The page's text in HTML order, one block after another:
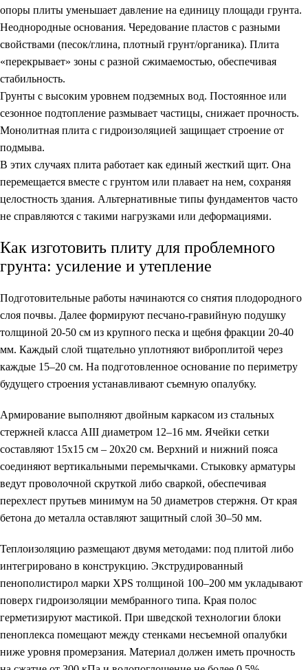
опоры плиты уменьшает давление на единицу площади грунта.
Неоднородные основания. Чередование пластов с разными
свойствами (песок/глина, плотный грунт/органика). Плита
«перекрывает» зоны с разной сжимаемостью, обеспечивая
стабильность.
Грунты с высоким уровнем подземных вод. Постоянное или
сезонное подтопление размывает частицы, снижает прочность.
Монолитная плита с гидроизоляцией защищает строение от
подмыва.
В этих случаях плита работает как единый жесткий щит. Она
перемещается вместе с грунтом или плавает на нем, сохраняя
целостность здания. Альтернативные типы фундаментов часто
не справляются с такими нагрузками или деформациями.
Как изготовить плиту для проблемного
грунта: усиление и утепление
Подготовительные работы начинаются со снятия плодородного
слоя почвы. Далее формируют песчано-гравийную подушку
толщиной 20-50 см из крупного песка и щебня фракции 20-40
мм. Каждый слой тщательно уплотняют виброплитой через
каждые 15–20 см. На подготовленное основание по периметру
будущего строения устанавливают съемную опалубку.
Армирование выполняют двойным каркасом из стальных
стержней класса AIII диаметром 12–16 мм. Ячейки сетки
составляют 15х15 см – 20х20 см. Верхний и нижний пояса
соединяют вертикальными перемычками. Стыковку арматуры
ведут проволочной скруткой либо сваркой, обеспечивая
перехлест прутьев минимум на 50 диаметров стержня. От края
бетона до металла оставляют защитный слой 30–50 мм.
Теплоизоляцию размещают двумя методами: под плитой либо
интегрировано в конструкцию. Экструдированный
пенополистирол марки XPS толщиной 100–200 мм укладывают
поверх гидроизоляции мембранного типа. Края полос
герметизируют мастикой. При шведской технологии блоки
пеноплекса помещают между стенками несъемной опалубки
ниже уровня промерзания. Материал должен иметь прочность